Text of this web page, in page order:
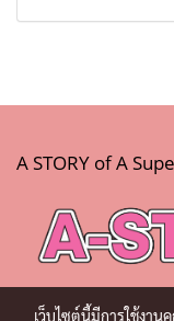
A STORY of A
เว็บไซต์นี้มีการใช้งา